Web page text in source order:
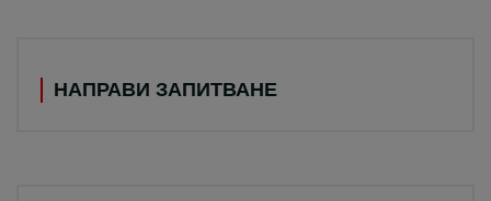
НАПРАВИ ЗАПИТВАНЕ